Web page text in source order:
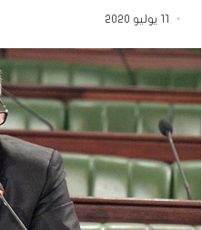
11 يوليو 2020